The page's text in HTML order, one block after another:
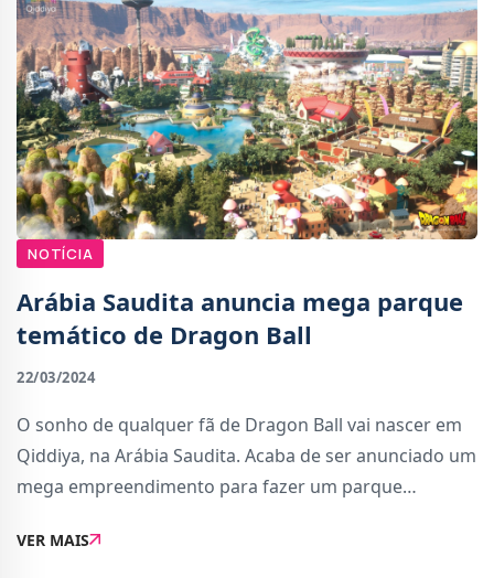
NOTÍCIA
Arábia Saudita anuncia mega parque
temático de Dragon Ball
22/03/2024
O sonho de qualquer fã de Dragon Ball vai nascer em
Qiddiya, na Arábia Saudita. Acaba de ser anunciado um
mega empreendimento para fazer um parque
quadrados.O site oficial adianta que o parque de
VER MAIS